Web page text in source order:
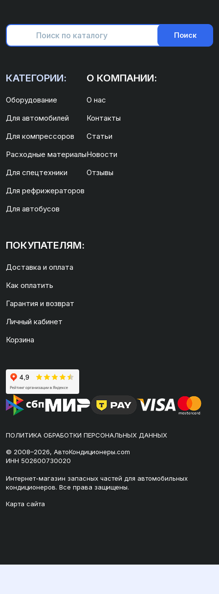
Поиск
КАТЕГОРИИ:
Оборудование
Для автомобилей
Для компрессоров
Расходные материалы
Для спецтехники
Для рефрижераторов
Для автобусов
О КОМПАНИИ:
О нас
Контакты
Статьи
Новости
Отзывы
ПОКУПАТЕЛЯМ:
Доставка и оплата
Как оплатить
Гарантия и возврат
Личный кабинет
Корзина
ПОЛИТИКА ОБРАБОТКИ ПЕРСОНАЛЬНЫХ ДАННЫХ
© 2008–2026, АвтоКондиционеры.com
ИНН 502600730020
Интернет-магазин запасных частей для автомобильных
кондиционеров. Все права защищены.
Карта сайта